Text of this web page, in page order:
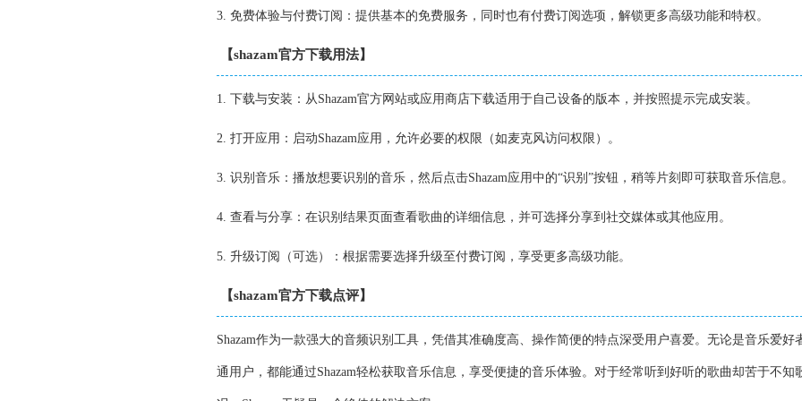
3. 免费体验与付费订阅：提供基本的免费服务，同时也有付费订阅选项，解锁更多高级功能和特权。
【shazam官方下载用法】
1. 下载与安装：从Shazam官方网站或应用商店下载适用于自己设备的版本，并按照提示完成安装。
2. 打开应用：启动Shazam应用，允许必要的权限（如麦克风访问权限）。
3. 识别音乐：播放想要识别的音乐，然后点击Shazam应用中的“识别”按钮，稍等片刻即可获取音乐信息。
4. 查看与分享：在识别结果页面查看歌曲的详细信息，并可选择分享到社交媒体或其他应用。
5. 升级订阅（可选）：根据需要选择升级至付费订阅，享受更多高级功能。
【shazam官方下载点评】
Shazam作为一款强大的音频识别工具，凭借其准确度高、操作简便的特点深受用户喜爱。无论是音乐爱好
通用户，都能通过Shazam轻松获取音乐信息，享受便捷的音乐体验。对于经常听到好听的歌曲却苦于不知